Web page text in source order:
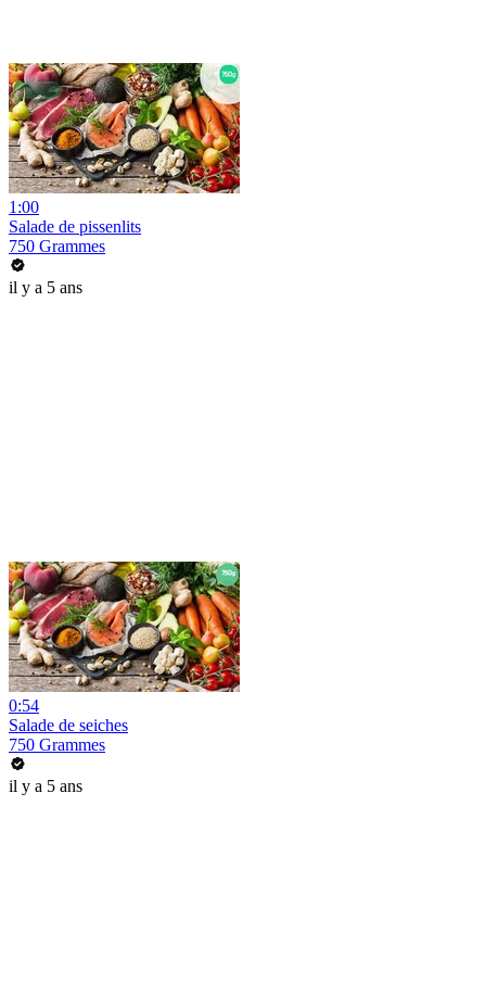
1:00
Salade de pissenlits
750 Grammes
il y a 5 ans
0:54
Salade de seiches
750 Grammes
il y a 5 ans